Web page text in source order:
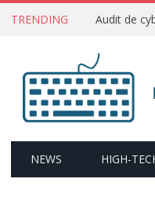
TRENDING
NEWS HIGH-